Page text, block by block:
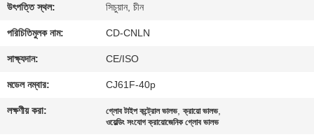
মান
নিয়ন্ত্রণ
যোগাযোগ
করুন
উৎপত্তি স্থল: সিচুয়ান, চীন
পরিচিতিমুলক নাম: CD-CNLN
সাক্ষ্যদান: CE/ISO
মডেল নম্বার: CJ61F-40p
লক্ষণীয় করা: গ্লোব টাইপ কন্ট্রোল ভালভ,ক্রায়ো ভালভ,
ওয়েল্ডিং সংযোগ ক্রায়োজেনিক গ্লোব ভালভ